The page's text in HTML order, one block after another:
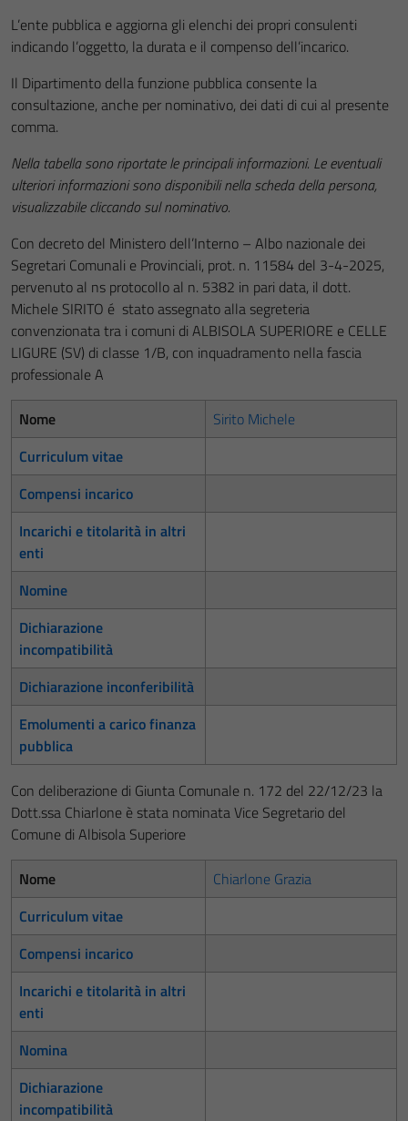
L’ente pubblica e aggiorna gli elenchi dei propri consulenti
indicando l’oggetto, la durata e il compenso dell’incarico.
Il Dipartimento della funzione pubblica consente la
consultazione, anche per nominativo, dei dati di cui al presente
comma.
Nella tabella sono riportate le principali informazioni. Le eventuali
ulteriori informazioni sono disponibili nella scheda della persona,
visualizzabile cliccando sul nominativo.
Con decreto del Ministero dell’Interno – Albo nazionale dei
Segretari Comunali e Provinciali, prot. n. 11584 del 3-4-2025,
pervenuto al ns protocollo al n. 5382 in pari data, il dott.
Michele SIRITO é stato assegnato alla segreteria
convenzionata tra i comuni di ALBISOLA SUPERIORE e CELLE
LIGURE (SV) di classe 1/B, con inquadramento nella fascia
professionale A
Nome
Sirito Michele
Curriculum vitae
Compensi incarico
Incarichi e titolarità in altri
enti
Nomine
Dichiarazione
incompatibilità
Dichiarazione inconferibilità
Emolumenti a carico finanza
pubblica
Con deliberazione di Giunta Comunale n. 172 del 22/12/23 la
Dott.ssa Chiarlone è stata nominata Vice Segretario del
Comune di Albisola Superiore
Nome
Chiarlone Grazia
Curriculum vitae
Compensi incarico
Incarichi e titolarità in altri
enti
Nomina
Dichiarazione
incompatibilità